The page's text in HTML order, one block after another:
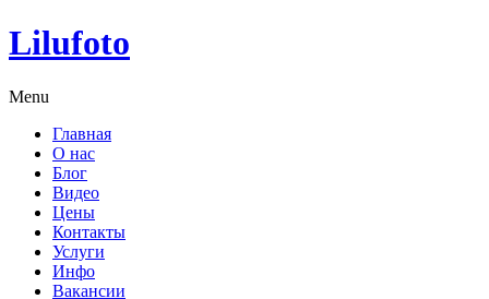
Lilufoto
Menu
Главная
О нас
Блог
Видео
Цены
Контакты
Услуги
Инфо
Вакансии